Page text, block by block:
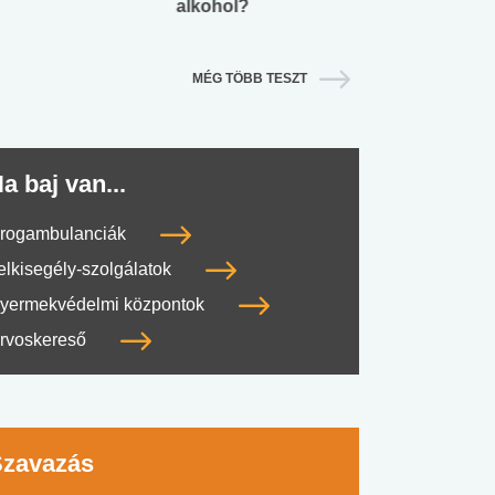
alkohol?
MÉG TÖBB TESZT
baj van...
szolgálatok
központok